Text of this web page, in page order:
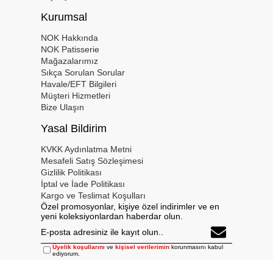
Kurumsal
NOK Hakkında
NOK Patisserie
Mağazalarımız
Sıkça Sorulan Sorular
Havale/EFT Bilgileri
Müşteri Hizmetleri
Bize Ulaşın
Yasal Bildirim
KVKK Aydınlatma Metni
Mesafeli Satış Sözleşimesi
Gizlilik Politikası
İptal ve İade Politikası
Kargo ve Teslimat Koşulları
Özel promosyonlar, kişiye özel indirimler ve en
yeni koleksiyonlardan haberdar olun.
Üyelik koşullarını vekişisel verilerimin korunmasını kabul
ediyorum.